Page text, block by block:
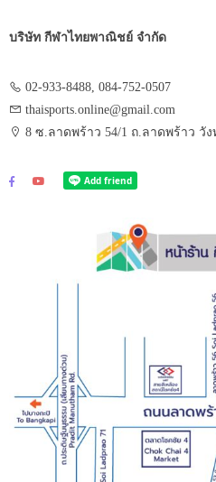
บริษัท กีฬาไทยพาณิชย์ จำกัด
02-933-8488, 084-752-0507
thaisports.online@gmail.com
8 ซ.ลาดพร้าว 54/1 ถ.ลาดพร้าว วัง